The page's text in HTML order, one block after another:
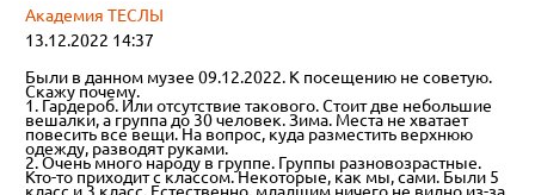
Академия ТЕСЛЫ
13.12.2022 14:37
Были в данном музее 09.12.2022. К посещению не советую.
Скажу почему.
1. Гардероб. Или отсутствие такового. Стоит две небольшие
вешалки, а группа до 30 человек. Зима. Места не хватает
повесить все вещи. На вопрос, куда разместить верхнюю
одежду, разводят руками.
2. Очень много народу в группе. Группы разновозрастные.
Кто-то приходит с классом. Некоторые, как мы, сами. Были 5